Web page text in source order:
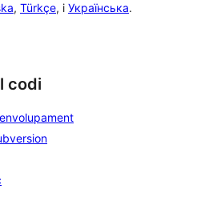
, Türkçe, i Українська.
codi